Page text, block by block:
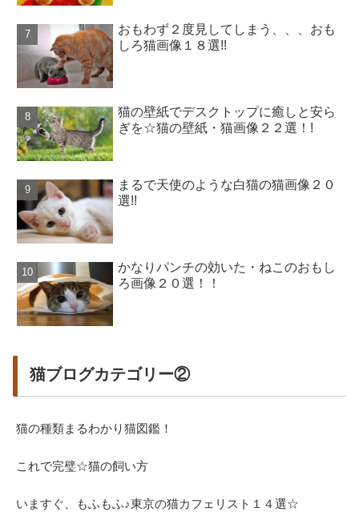
おもわず２度見してしまう、、、おも
しろ猫画像１８選!!
猫の壁紙でデスクトップに癒しと安ら
ぎを☆猫の壁紙・猫画像２２選！!
まるで天使のような白猫の猫画像２０
選!!
かなりパンチの効いた・ねこのおもし
ろ画像２０選！！
猫ブログカテゴリー②
猫の種類まるわかり猫図鑑！
これで完璧☆猫の飼い方
いますぐ、もふもふ♪東京の猫カフェリスト１４選☆